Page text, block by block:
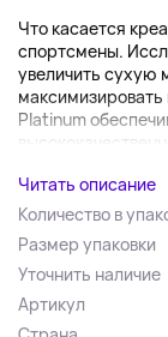
Что касается
спортсмены.
увеличить сухую
Platinum
Читать описание
Количество в
Размер упаковки
Уточнить наличие
Артикул